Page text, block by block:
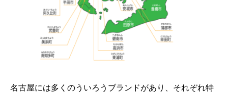
名古屋には多くのういろうブランドがあり、それぞれ特